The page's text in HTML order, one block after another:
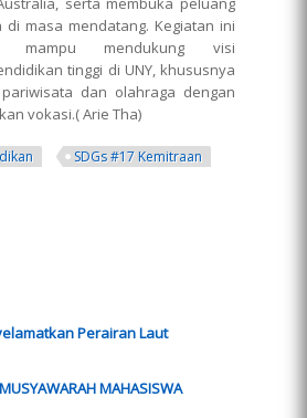
masa mendatang. Kegiatan ini
mampu mendukung visi
tinggi di UNY, khususnya
dan olahraga dengan
vokasi.( Arie Tha)
SDGs #17 Kemitraan
Perairan Laut
MAHASISWA